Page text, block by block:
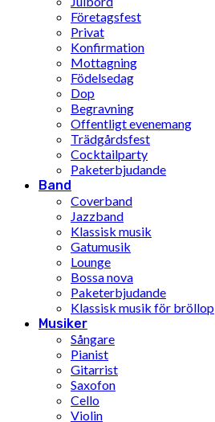
Företagsfest
Privat
Konfirmation
Mottagning
Födelsedag
Dop
Begravning
Offentligt evenemang
Trädgårdsfest
Cocktailparty
Paketerbjudande
Band
Coverband
Jazzband
Klassisk musik
Gatumusik
Lounge
Bossa nova
Paketerbjudande
Klassisk musik för bröllop
Musiker
Sångare
Pianist
Gitarrist
Saxofon
Cello
Violin